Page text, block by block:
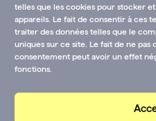
telles que les cookies pour stocker
appareils. Le fait de consentir à ces
traiter des données telles que le
uniques sur ce site. Le fait de ne
consentement peut avoir un effet
fonctions.